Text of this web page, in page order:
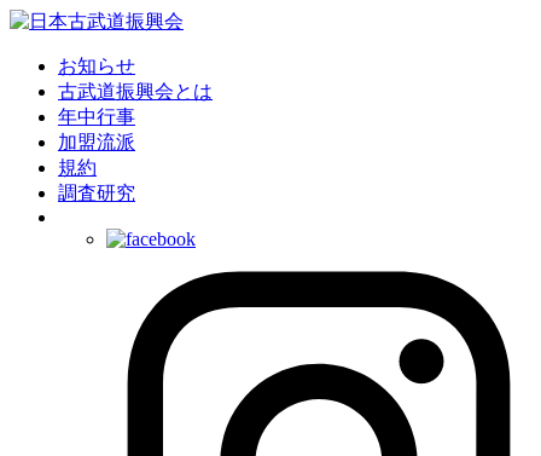
お知らせ
古武道振興会とは
年中行事
加盟流派
規約
調査研究